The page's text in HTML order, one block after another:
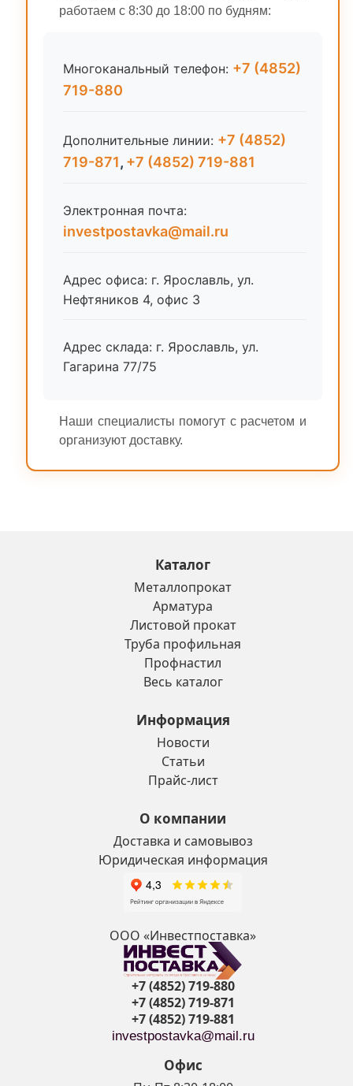
работаем с 8:30 до 18:00 по будням:
Многоканальный телефон: +7 (4852)
719-880
Дополнительные линии: +7 (4852)
719-871, +7 (4852) 719-881
Электронная почта:
investpostavka@mail.ru
Адрес офиса: г. Ярославль, ул.
Нефтяников 4, офис 3
Адрес склада: г. Ярославль, ул.
Гагарина 77/75
Наши специалисты помогут с расчетом и
организуют доставку.
Каталог
Металлопрокат
Арматура
Листовой прокат
Труба профильная
Профнастил
Весь каталог
Информация
Новости
Статьи
Прайс-лист
О компании
Доставка и самовывоз
Юридическая информация
ООО «Инвестпоставка»
+7 (4852) 719-880
+7 (4852) 719-871
+7 (4852) 719-881
investpostavka@mail.ru
Офис